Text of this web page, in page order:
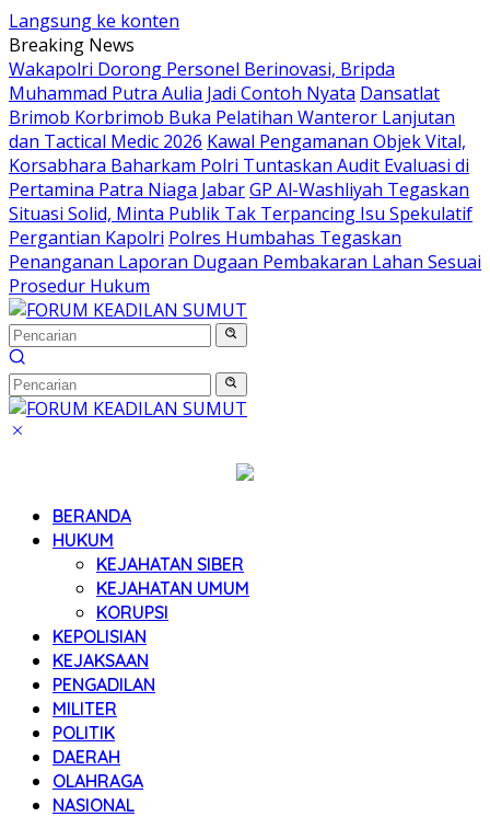
Langsung ke konten
Breaking News
Wakapolri Dorong Personel Berinovasi, Bripda
Muhammad Putra Aulia Jadi Contoh Nyata Dansatlat
Brimob Korbrimob Buka Pelatihan Wanteror Lanjutan
dan Tactical Medic 2026 Kawal Pengamanan Objek Vital,
Korsabhara Baharkam Polri Tuntaskan Audit Evaluasi di
Pertamina Patra Niaga JabarGP Al-Washliyah Tegaskan
Situasi Solid, Minta Publik Tak Terpancing Isu Spekulatif
Pergantian Kapolri Polres Humbahas Tegaskan
Penanganan Laporan Dugaan Pembakaran Lahan Sesuai
Prosedur Hukum
BERANDA
HUKUM
KEJAHATAN SIBER
KEJAHATAN UMUM
KORUPSI
KEPOLISIAN
KEJAKSAAN
PENGADILAN
MILITER
POLITIK
DAERAH
OLAHRAGA
NASIONAL